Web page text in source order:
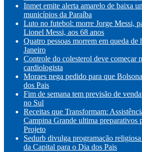
Inmet emite alerta amarelo de baixa
municípios da Paraíba
Luto no futebol: morre Jorge Messi,
Lionel Messi, aos 68 anos
Quatro pessoas morrem em queda
Janeiro
Controle do colesterol deve começar
cardiologista
Moraes nega pedido para que
dos Pais
Fim de semana tem previsão de
no Sul
Receitas que Transformam:
Campina Grande ultima preparativos
Projeto
Sedurb divulga programação
da Capital para o Dia dos Pais